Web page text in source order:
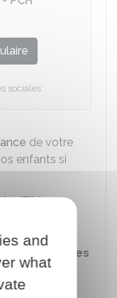
sociales
de votre
enfants si
(Rib)
envoyé à
personnes
par lettre
and
what